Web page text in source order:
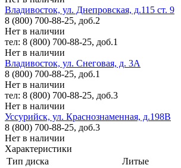
Владивосток, ул. Днепровская, д.115 ст. 9
8 (800) 700-88-25, доб.2
Нет в наличии
тел: 8 (800) 700-88-25, доб.1
Нет в наличии
Владивосток, ул. Снеговая, д. 3А
8 (800) 700-88-25, доб.1
Нет в наличии
тел: 8 (800) 700-88-25, доб.3
Нет в наличии
Уссурийск, ул. Краснознаменная, д.198В
8 (800) 700-88-25, доб.3
Нет в наличии
Характеристики
Тип диска
Литые